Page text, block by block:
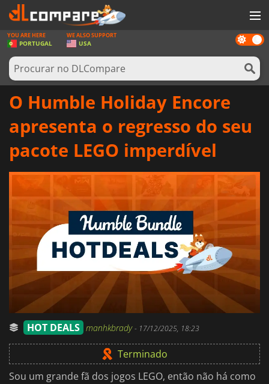
JOGOS
GAME CARDS
SOFTWARE
HARDWARE
NOTÍCIAS
ENTRAR OU REGISTAR
Dark
mode
YOU ARE HERE
PORTUGAL
WE ALSO SUPPORT
USA
O Humble Holiday Encore
apresenta o regresso do seu
pacote LEGO imperdível
HOT DEALS manhkbrady- 17/12/2025, 18:23
Terminado
Sou um grande fã dos jogos LEGO, então não há como